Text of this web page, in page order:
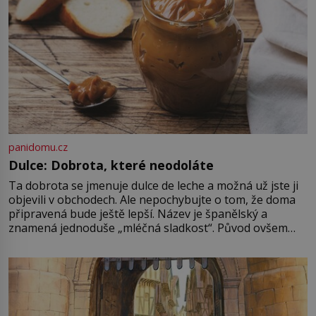
panidomu.cz
Dulce: Dobrota, které neodoláte
Ta dobrota se jmenuje dulce de leche a možná už jste ji
objevili v obchodech. Ale nepochybujte o tom, že doma
připravená bude ještě lepší. Název je španělský a
znamená jednoduše „mléčná sladkost“. Původ ovšem
pře hned několik latinskoamerických zemí a k tomu
Francie, kde se traduje,